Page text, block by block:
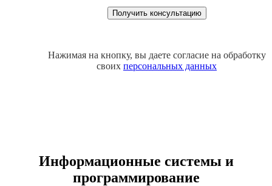
Нажимая на кнопку, вы даете согласие на обработку
своих персональных данных
Информационные системы и
программирование